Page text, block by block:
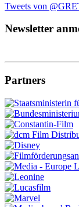
Tweets von
Newsletter
Partners